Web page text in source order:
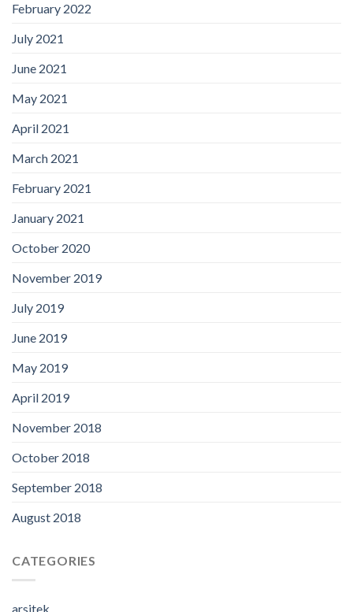
February 2022
July 2021
June 2021
May 2021
April 2021
March 2021
February 2021
January 2021
October 2020
November 2019
July 2019
June 2019
May 2019
April 2019
November 2018
October 2018
September 2018
August 2018
CATEGORIES
arsitek